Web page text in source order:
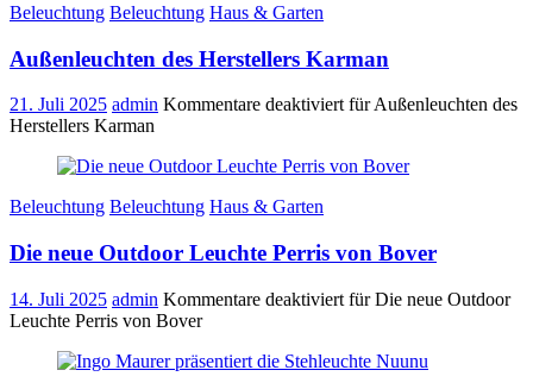
Beleuchtung Beleuchtung Haus & Garten
Außenleuchten des Herstellers Karman
21. Juli 2025 admin Kommentare deaktiviert für Außenleuchten des
Herstellers Karman
Beleuchtung Beleuchtung Haus & Garten
Die neue Outdoor Leuchte Perris von Bover
14. Juli 2025 admin Kommentare deaktiviert für Die neue Outdoor
Leuchte Perris von Bover